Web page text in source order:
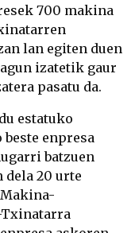
700 makina
lan egiten duen
izatetik gaur
pasatu da.
estatuko
enpresa
batzuen
dela 20 urte